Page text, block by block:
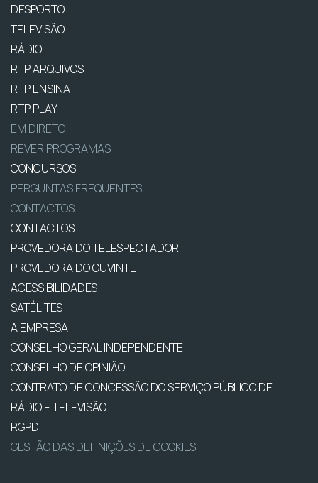
DESPORTO
TELEVISÃO
RÁDIO
RTP ARQUIVOS
RTP ENSINA
RTP PLAY
EM DIRETO
REVER PROGRAMAS
CONCURSOS
PERGUNTAS FREQUENTES
CONTACTOS
CONTACTOS
PROVEDORA DO TELESPECTADOR
PROVEDORA DO OUVINTE
ACESSIBILIDADES
SATÉLITES
A EMPRESA
CONSELHO GERAL INDEPENDENTE
CONSELHO DE OPINIÃO
CONTRATO DE CONCESSÃO DO SERVIÇO PÚBLICO DE
RÁDIO E TELEVISÃO
RGPD
GESTÃO DAS DEFINIÇÕES DE COOKIES